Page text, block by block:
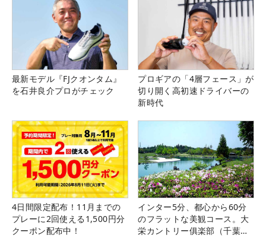
最新モデル『FJクオンタム』
を石井良介プロがチェック
プロギアの「4層フェース」が
切り開く高初速ドライバーの
新時代
4日間限定配布！11月までの
プレーに2回使える1,500円分
クーポン配布中！
インター5分、都心から60分
のフラットな美観コース。大
栄カントリー俱楽部（千葉